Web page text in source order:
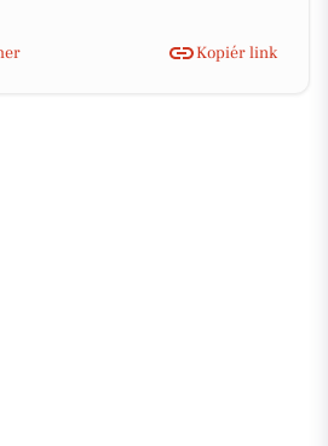
Kopiér link